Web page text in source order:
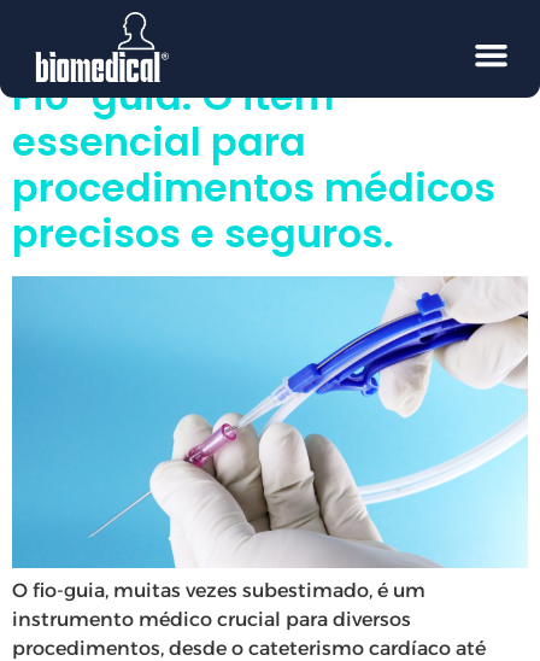
médica
Fio-guia: O item
essencial para
procedimentos médicos
precisos e seguros.
O fio-guia, muitas vezes subestimado, é um
instrumento médico crucial para diversos
procedimentos, desde o cateterismo cardíaco até